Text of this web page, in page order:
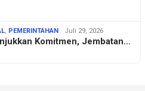
, PEMERINTAHAN Juli 29, 2026
Komitmen, Jembatan…